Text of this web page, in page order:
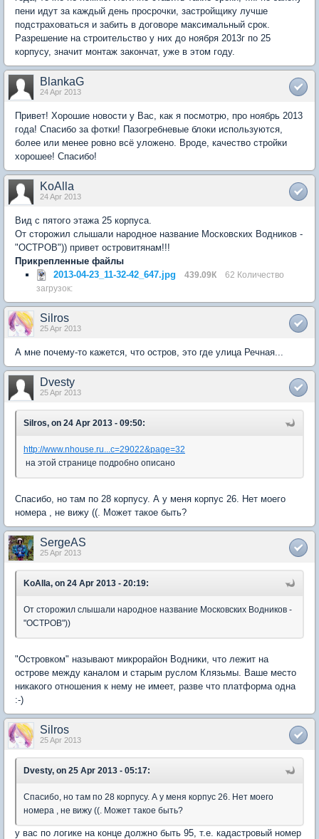
пени идут за каждый день просрочки, застройщику лучше
подстраховаться и забить в договоре максимальный срок.
Разрешение на строительство у них до ноября 2013г по 25
корпусу, значит монтаж закончат, уже в этом году.
BlankaG
24 Apr 2013
Привет! Хорошие новости у Вас, как я посмотрю, про ноябрь 2013
года! Спасибо за фотки! Пазогребневые блоки используются,
более или менее ровно всё уложено. Вроде, качество стройки
хорошее! Спасибо!
KoAlla
24 Apr 2013
Вид с пятого этажа 25 корпуса.
От сторожил слышали народное название Московских Водников -
"ОСТРОВ")) привет островитянам!!!
Прикрепленные файлы
2013-04-23_11-32-42_647.jpg
439.09К
62 Количество
загрузок:
Silros
25 Apr 2013
А мне почему-то кажется, что остров, это где улица Речная...
Dvesty
25 Apr 2013
Silros, on 24 Apr 2013 - 09:50:
http://www.nhouse.ru...c=29022&page=32
на этой странице подробно описано
Спасибо, но там по 28 корпусу. А у меня корпус 26. Нет моего
номера , не вижу ((. Может такое быть?
SergeAS
25 Apr 2013
KoAlla, on 24 Apr 2013 - 20:19:
От сторожил слышали народное название Московских Водников -
"ОСТРОВ"))
"Островком" называют микрорайон Водники, что лежит на
острове между каналом и старым руслом Клязьмы. Ваше место
никакого отношения к нему не имеет, разве что платформа одна
:-)
Silros
25 Apr 2013
Dvesty, on 25 Apr 2013 - 05:17:
Спасибо, но там по 28 корпусу. А у меня корпус 26. Нет моего
номера , не вижу ((. Может такое быть?
у вас по логике на конце должно быть 95, т.е. кадастровый номер